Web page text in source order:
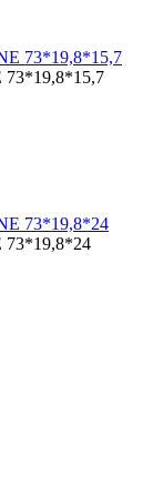
73*19,8*15,7
73*19,8*24